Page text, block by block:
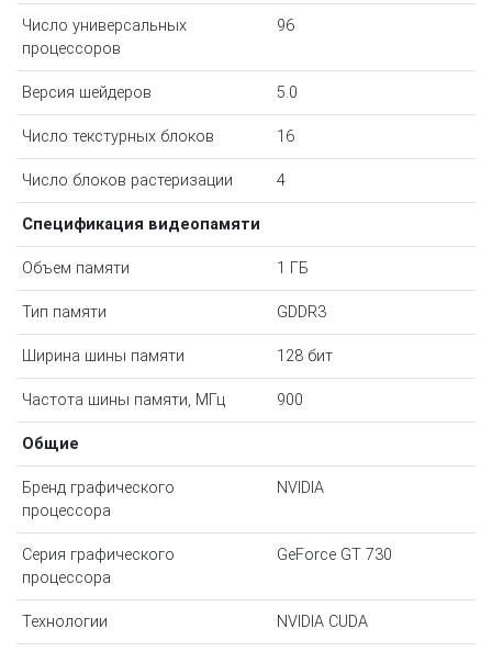
Число универсальных
процессоров
96
Версия шейдеров 5.0
Число текстурных блоков 16
Число блоков растеризации 4
Спецификация видеопамяти
Объем памяти 1 ГБ
Тип памяти GDDR3
Ширина шины памяти 128 бит
Частота шины памяти, МГц 900
Общие
Бренд графического
процессора
NVIDIA
Серия графического
процессора
GeForce GT 730
Технологии NVIDIA CUDA